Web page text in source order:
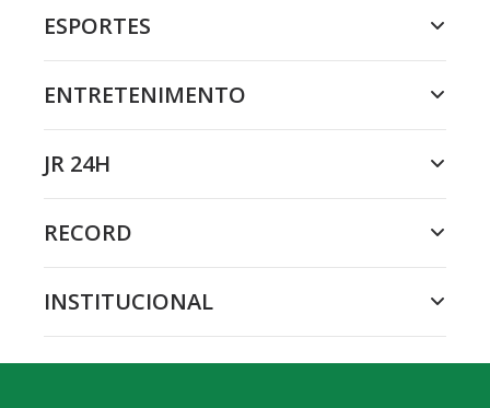
ESPORTES
ENTRETENIMENTO
JR 24H
RECORD
INSTITUCIONAL